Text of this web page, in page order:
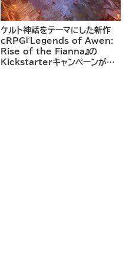
ケルト神話をテーマにした新作
cRPG『Legends of Awen:
Rise of the Fianna』の
Kickstarterキャンペーンがま